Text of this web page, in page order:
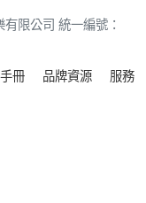
限公司 統一編號：
冊 品牌資源
服務